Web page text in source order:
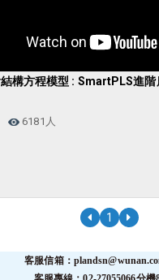
構方程模型 : SmartPLS進階
6181人
1
客服信箱：